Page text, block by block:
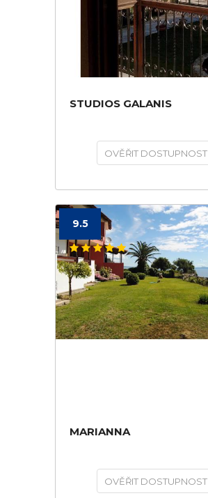
STUDIOS GALANIS
OVĚŘIT DOSTUPNOST
9.5
MARIANNA
OVĚŘIT DOSTUPNOST